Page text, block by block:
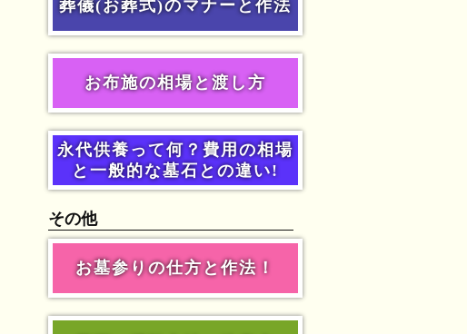
葬儀(お葬式)のマナーと作法
お布施の相場と渡し方
永代供養って何？費用の相場
と一般的な墓石との違い!
その他
お墓参りの仕方と作法！